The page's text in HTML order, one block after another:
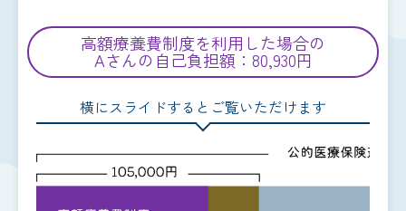
高額療養費制度を利用した場合の
Aさんの自己負担額：80,930円
横にスライドするとご覧いただけます